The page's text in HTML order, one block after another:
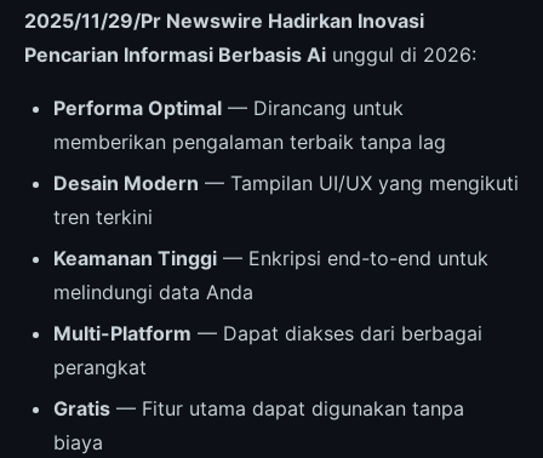
2025/11/29/Pr Newswire Hadirkan Inovasi
Pencarian Informasi Berbasis Ai unggul di 2026:
Performa Optimal — Dirancang untuk
memberikan pengalaman terbaik tanpa lag
Desain Modern — Tampilan UI/UX yang mengikuti
tren terkini
Keamanan Tinggi — Enkripsi end-to-end untuk
melindungi data Anda
Multi-Platform — Dapat diakses dari berbagai
perangkat
Gratis — Fitur utama dapat digunakan tanpa
biaya